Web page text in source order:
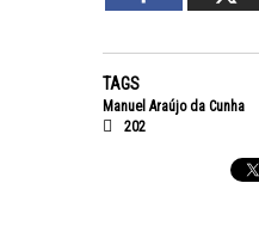
TAGS
Manuel Araújo da Cunha
202